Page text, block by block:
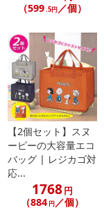
（599.5円 ／個）
【2個セット】スヌ
ーピーの大容量エコ
バッグ | レジカゴ対
応...
1768円
（884 円／個）